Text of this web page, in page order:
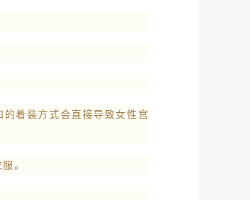
着装方式会直接导致女性宫
。